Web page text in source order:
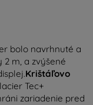
bolo navrhnuté a
m, a zvýšené
Krištáľovo
Tec+
zariadenie pred